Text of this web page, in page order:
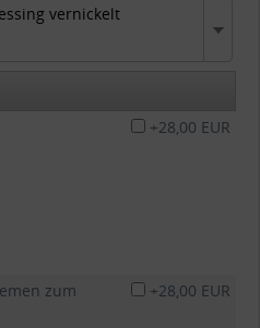
vernickelt
+28,00 EUR
zum
+28,00 EUR